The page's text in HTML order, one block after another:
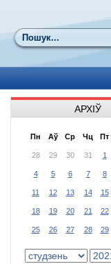
Пошук
АРХІЎ
Пн Аў Ср Чц Пт
28 29 30 31 1
4 5 6 7 8
11 12 13 14 15
18 19 20 21 22
25 26 27 28 29